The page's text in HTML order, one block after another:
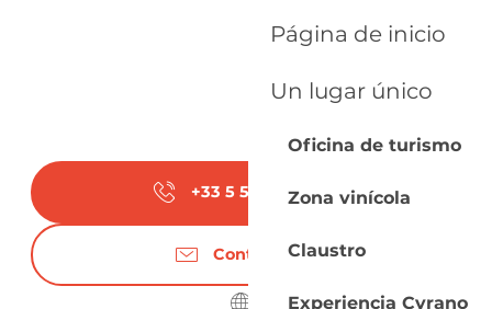
Página de inicio
Un lugar único
Oficina de turismo
Zona vinícola
Claustro
Experiencia Cyrano
+33 5 53 58 50▒▒
Contáctenos